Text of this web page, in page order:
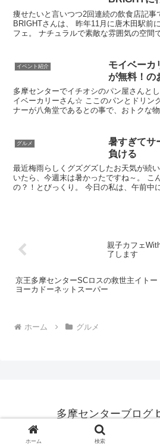
痩せたいと言いつつ2回連続の飲食店記
BRIGHTさんは、 昨年11月に唐木田駅前
フェ。 ナチュラルで素敵な雰囲気の空間
イベント紹介
モイベーカ
が無料！の
多摩センターでイチオシのパン屋さんと
イベーカリーさん☆ ここのパンとドリン
ナーが八角堂であるとの事で、おトクな
グルメ
暑すぎてサ
負ける
最近梅雨らしくグズグズしたお天気が続
いたら、今週末は暑かったですね～。 こ
の？！とびっくり。 今日の私は、午前中
親子カフェ
了します
京王多摩センターSCロスの救世主イトー
ヨーカドーネットスーパー
ホーム グルメ
多摩センターブログ
© 2015 多摩センターブロ
ホーム 検索